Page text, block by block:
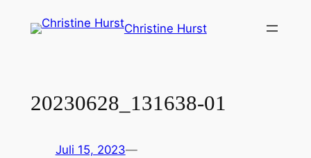
Inhalt
Christine Hurst
20230628_131638-01
Juli 15, 2023—